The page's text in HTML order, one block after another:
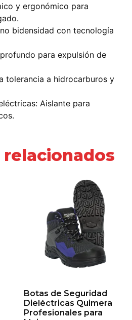
y ergonómico para
bidensidad con tecnología
para expulsión de
tolerancia a hidrocarburos y
Aislante para
Botas de Seguridad
Dieléctricas Quimera
Profesionales para